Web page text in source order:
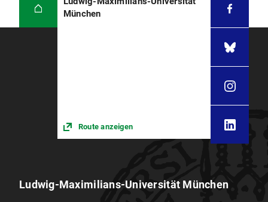
München
Route anzeigen
Ludwig-Maximilians-Universität München